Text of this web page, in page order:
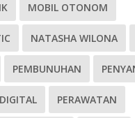
MOBIL OTONOM
NATASHA WILONA
PEMBUNUHAN
PERAWATAN